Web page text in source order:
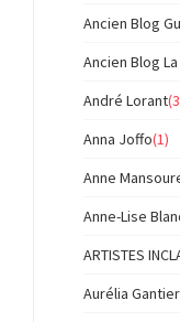
Ancien Blog
Ancien Blog
André Lorant
Anna Joffo(1)
Anne
Anne-Lise
ARTISTES
Aurélia Gantier